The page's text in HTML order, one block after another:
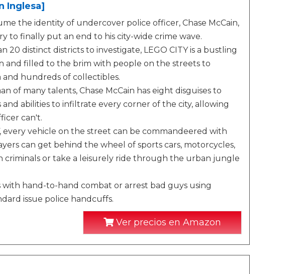
Inglesa]
the identity of undercover police officer, Chase McCain,
to finally put an end to his city-wide crime wave.
20 distinct districts to investigate, LEGO CITY is a bustling
and filled to the brim with people on the streets to
hundreds of collectibles.
of many talents, Chase McCain has eight disguises to
abilities to infiltrate every corner of the city, allowing
can't.
every vehicle on the street can be commandeered with
can get behind the wheel of sports cars, motorcycles,
criminals or take a leisurely ride through the urban jungle
with hand-to-hand combat or arrest bad guys using
issue police handcuffs.
Ver precios en Amazon